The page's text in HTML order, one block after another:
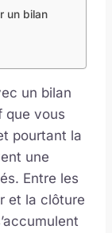
un bilan
un bilan
que vous
pourtant la
une
Entre les
et la clôture